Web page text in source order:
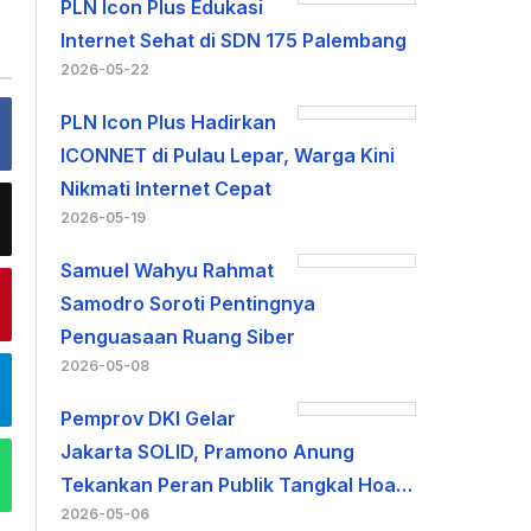
PLN Icon Plus Edukasi
Internet Sehat di SDN 175 Palembang
2026-05-22
PLN Icon Plus Hadirkan
ICONNET di Pulau Lepar, Warga Kini
Nikmati Internet Cepat
2026-05-19
Samuel Wahyu Rahmat
Samodro Soroti Pentingnya
Penguasaan Ruang Siber
2026-05-08
Pemprov DKI Gelar
Jakarta SOLID, Pramono Anung
Tekankan Peran Publik Tangkal Hoa…
2026-05-06